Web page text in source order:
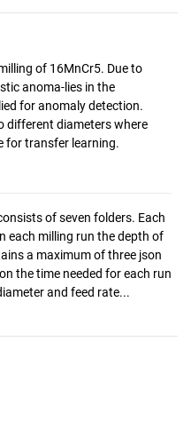
of 16MnCr5. Due to
anoma-lies in the
for anomaly detection.
different diameters where
of seven folders. Each
each milling run the depth of
a maximum of three json
the time needed for each run
and feed rate...